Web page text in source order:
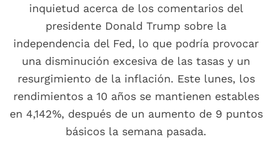
inquietud acerca de los comentarios del
presidente Donald Trump sobre la
independencia del Fed, lo que podría provocar
una disminución excesiva de las tasas y un
resurgimiento de la inflación. Este lunes, los
rendimientos a 10 años se mantienen estables
en 4,142%, después de un aumento de 9 puntos
básicos la semana pasada.